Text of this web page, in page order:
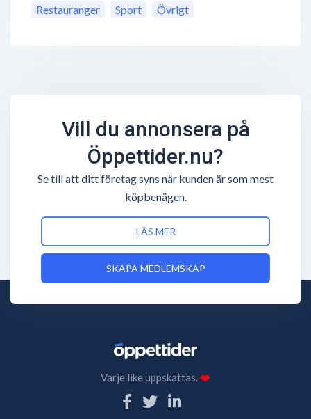
Restauranger
Sport Övrigt
Vill du annonsera på
Öppettider.nu?
Se till att ditt företag syns när kunden är som mest
köpbenägen.
LÄS MER
SKAPA MEDLEMSKAP
Varje like uppskattas.❤️